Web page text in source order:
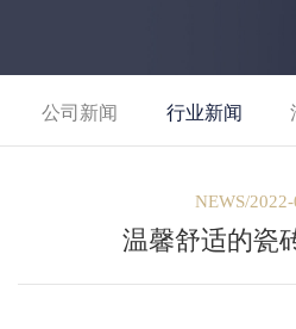
公司新闻 行业新闻
NEWS/
温馨舒适的瓷